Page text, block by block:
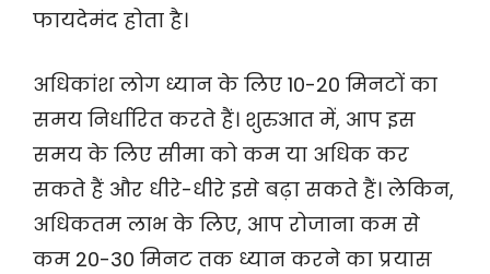
फायदेमंद होता है।
अधिकांश लोग ध्यान के लिए 10-20 मिनटों का
समय निर्धारित करते हैं। शुरुआत में, आप इस
समय के लिए सीमा को कम या अधिक कर
सकते हैं और धीरे-धीरे इसे बढ़ा सकते हैं। लेकिन,
अधिकतम लाभ के लिए, आप रोजाना कम से
कम 20-30 मिनट तक ध्यान करने का प्रयास